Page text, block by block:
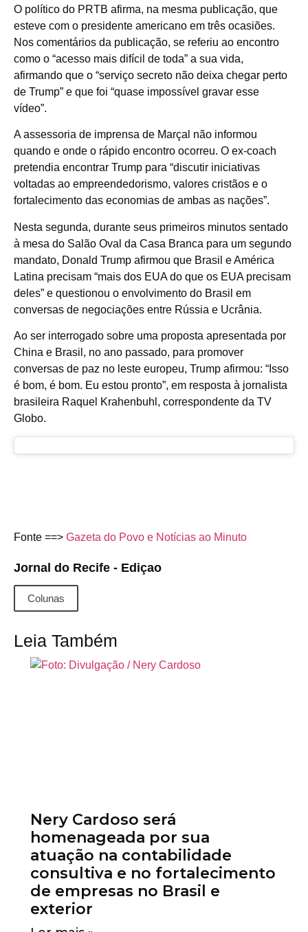
O político do PRTB afirma, na mesma publicação, que
esteve com o presidente americano em três ocasiões.
Nos comentários da publicação, se referiu ao encontro
como o “acesso mais difícil de toda” a sua vida,
afirmando que o “serviço secreto não deixa chegar perto
de Trump” e que foi “quase impossível gravar esse
vídeo”.
A assessoria de imprensa de Marçal não informou
quando e onde o rápido encontro ocorreu. O ex-coach
pretendia encontrar Trump para “discutir iniciativas
voltadas ao empreendedorismo, valores cristãos e o
fortalecimento das economias de ambas as nações”.
Nesta segunda, durante seus primeiros minutos sentado
à mesa do Salão Oval da Casa Branca para um segundo
mandato, Donald Trump afirmou que Brasil e América
Latina precisam “mais dos EUA do que os EUA precisam
deles” e questionou o envolvimento do Brasil em
conversas de negociações entre Rússia e Ucrânia.
Ao ser interrogado sobre uma proposta apresentada por
China e Brasil, no ano passado, para promover
conversas de paz no leste europeu, Trump afirmou: “Isso
é bom, é bom. Eu estou pronto”, em resposta à jornalista
brasileira Raquel Krahenbuhl, correspondente da TV
Globo.
Fonte ==> Gazeta do Povo e Notícias ao Minuto
Jornal do Recife - Ediçao
Colunas
Leia Também
Nery Cardoso será
homenageada por sua
atuação na contabilidade
consultiva e no fortalecimento
de empresas no Brasil e
exterior